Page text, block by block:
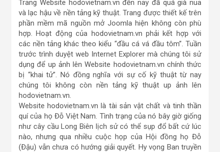
Trang Website hodovietnam.vn đến nay đã quá già nua
và lạc hậu về nền tảng kỹ thuật. Trang được thiết kế trên
phần mềm mã nguồn mở Joomla hiện không còn phù
hợp. Hoạt động của hodovietnam.vn phải kết hợp với
các nền tảng khác theo kiểu “đầu cá vá đầu tôm”. Tuần
trước trình duyệt web Internet Explorer mà chúng tôi sử
dụng để up ảnh lên Website hodovietnam.vn chính thức
bị “khai tử”. Nó đồng nghĩa với sự cố kỹ thuật từ nay
chúng tôi không còn nền tảng kỹ thuật up ảnh lên
hodovietnam.vn.
Website hodovietnam.vn là tài sản vật chất và tinh thần
quí của họ Đỗ Việt Nam. Tình trạng của nó bây giờ giống
như cây cầu Long Biên lịch sử có thể sụp đổ bất cứ lúc
nào, nhưng qua nhiều cuộc họp của Hội đồng họ Đỗ
(Đậu) vẫn chưa có hướng giải quyết. Hy vọng Ban truyền